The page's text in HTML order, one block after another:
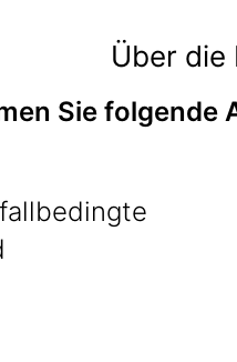
Über die
Sie folgende